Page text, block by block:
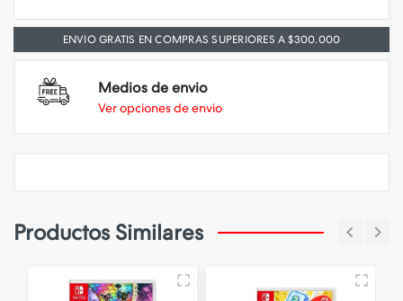
ENVIO GRATIS EN COMPRAS SUPERIORES A $300.000
Medios de envio
Ver opciones de envio
Productos Similares